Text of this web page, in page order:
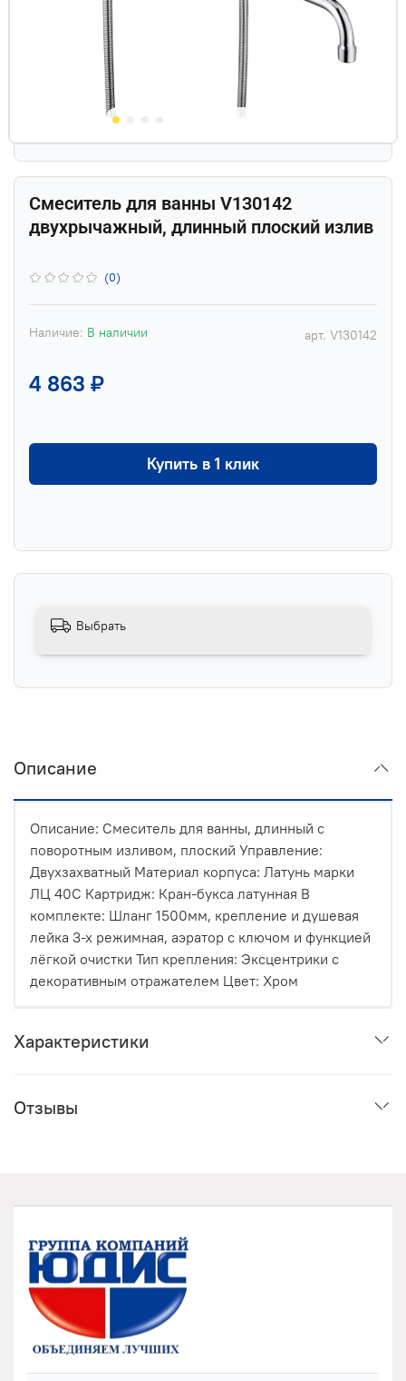
(0)
арт. V130142
Наличие: В наличии
Смеситель для ванны V130142
двухрычажный, длинный плоский излив
4 863 ₽
Купить в 1 клик
Выбрать
Описание
Описание: Смеситель для ванны, длинный с
поворотным изливом, плоский Управление:
Двухзахватный Материал корпуса: Латунь марки
ЛЦ 40С Картридж: Кран-букса латунная В
комплекте: Шланг 1500мм, крепление и душевая
лейка 3-х режимная, аэратор с ключом и функцией
лёгкой очистки Тип крепления: Эксцентрики с
декоративным отражателем Цвет: Хром
Характеристики
Отзывы